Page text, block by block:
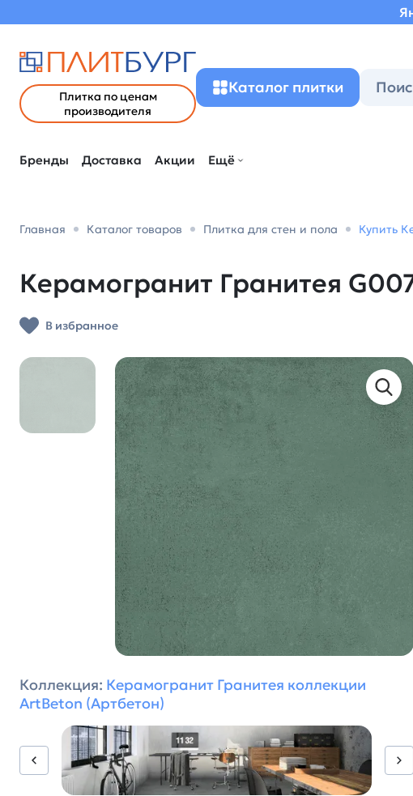
Плитка по ценам
производителя
Каталог плитки
Бренды Доставка Акции Ещё
Главная Каталог товаров Плитка для стен и пола Купить
Керамогранит Гранитея
В избранное
Коллекция: Керамогранит Гранитея коллекции
ArtBeton (Артбетон)